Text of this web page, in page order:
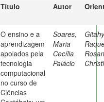
Título Autor
O ensino e a
aprendizagem
apoiados pela
tecnologia
computacional
no curso de
Ciências
Soares,
Maria
Cecília
Palácio
Rosan